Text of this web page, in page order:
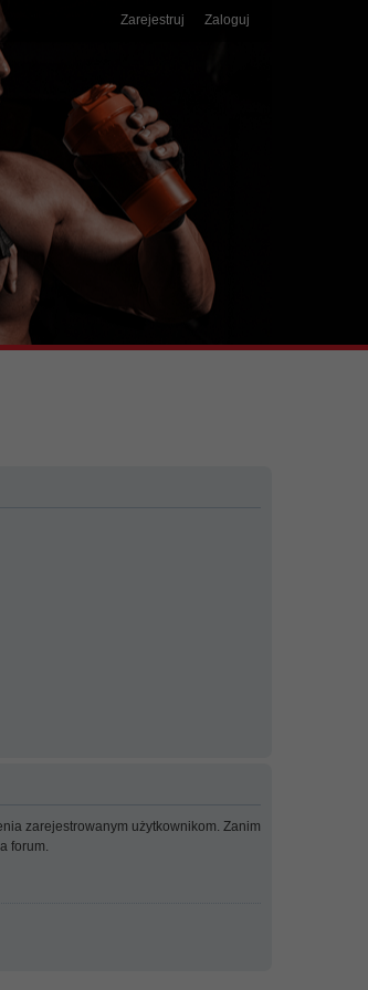
Zarejestruj Zaloguj
zarejestrowanym użytkownikom. Zanim
forum.